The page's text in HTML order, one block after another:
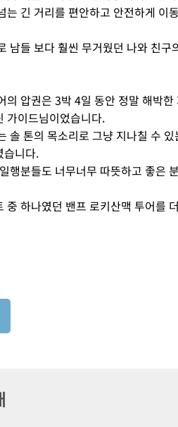
긴 거리를 편안하고 안전하게 이
남들 보다 훨씬 무거웠던 나와 친
의 압권은 3박 4일 동안 정말 해박
가이드님이었습니다.
솔 톤의 목소리로 그냥 지나칠 수
습니다.
행분들도 너무너무 따뜻하고 좋은
중 하나였던 밴프 로키산맥 투어를